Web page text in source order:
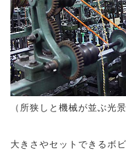
（所狭しと機械が並ぶ光
大きさやセットできるボ